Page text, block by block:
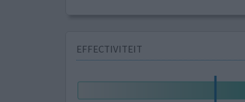
EFFECTIVITEIT